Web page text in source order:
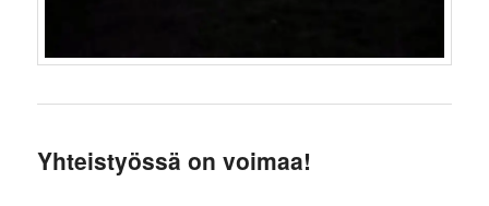
Yhteistyössä on voimaa!